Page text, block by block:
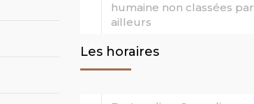
humaine non classées par
ailleurs
Les horaires